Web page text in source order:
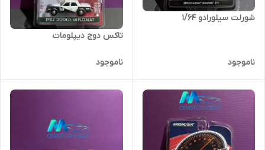
شورلت سیلورادو‌ ۱/۶۴
ناموجود
تاکس دوج دیپلومات
ناموجود